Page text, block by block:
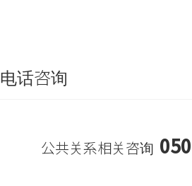
电话咨询
公共关系相关咨询